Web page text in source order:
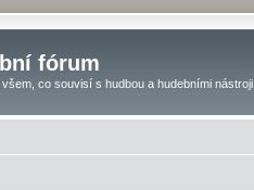
fórum
co souvisí s hudbou a hudebními nástroji.